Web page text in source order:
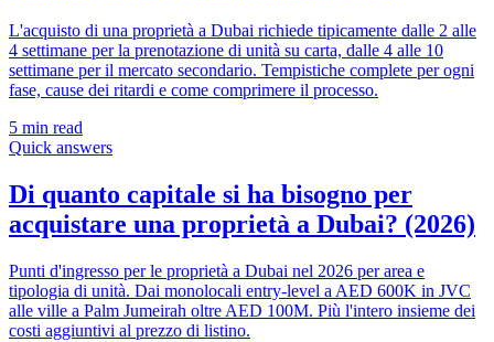
L'acquisto di una proprietà a Dubai richiede tipicamente dalle 2 alle
4 settimane per la prenotazione di unità su carta, dalle 4 alle 10
settimane per il mercato secondario. Tempistiche complete per ogni
fase, cause dei ritardi e come comprimere il processo.
5 min read
Quick answers
Di quanto capitale si ha bisogno per
acquistare una proprietà a Dubai? (2026)
Punti d'ingresso per le proprietà a Dubai nel 2026 per area e
tipologia di unità. Dai monolocali entry-level a AED 600K in JVC
alle ville a Palm Jumeirah oltre AED 100M. Più l'intero insieme dei
costi aggiuntivi al prezzo di listino.